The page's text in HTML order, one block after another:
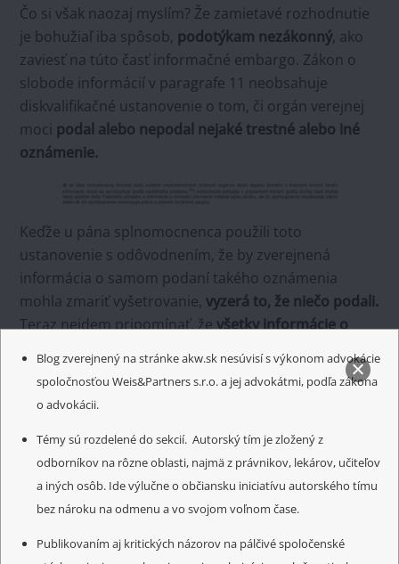
Blog zverejnený na stránke akw.sk nesúvisí s výkonom advokácie
spoločnosťou Weis&Partners s.r.o. a jej advokátmi, podľa zákona
o advokácii.
Témy sú rozdelené do sekcií. Autorský tím je zložený z
odborníkov na rôzne oblasti, najmä z právnikov, lekárov, učiteľov
a iných osôb. Ide výlučne o občiansku iniciatívu autorského tímu
bez nároku na odmenu a vo svojom voľnom čase.
Publikovaním aj kritických názorov na pálčivé spoločenské
Čo si však naozaj myslím? Že zamietavé rozhodnutie
je bohužiaľ iba spôsob, podotýkam nezákonný, ako
zaviesť na túto časť informačné embargo. Zákon o
slobode informácií v paragrafe 11 neobsahuje
diskvalifikačné ustanovenie o tom, či orgán verejnej
moci podal alebo nepodal nejaké trestné alebo iné
oznámenie.
Keďže u pána splnomocnenca použili toto
ustanovenie s odôvodnením, že by zverejnená
informácia o samom podaní takého oznámenia
mohla zmariť vyšetrovanie, vyzerá to, že niečo podali.
Teraz nejdem pripomínať, ževšetky informácie o
verejnosti roky známe
Nie je tam už čo vyšetriť. A
teda nie je ani čo zmariť. Tam sa má vznášať
nesprístupnení opäť podivné. Akoby účelové.
A tá viazanosť štatútom? Ktorú si sami v predošlom
sprístupnení definovali ako absolútnu?Žiadne
vlády.Ani informácia o tom, že ho podať treba. Tak